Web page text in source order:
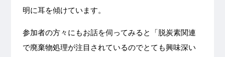
明に耳を傾けています。
参加者の方々にもお話を伺ってみると「脱炭素関連
で廃棄物処理が注目されているのでとても興味深い